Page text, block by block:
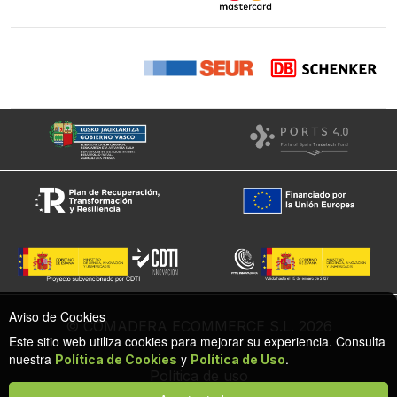
© COMADERA ECOMMERCE S.L. 2026
Aviso de Cookies
Este sitio web utiliza cookies para mejorar su experiencia. Consulta
nuestra Política de Cookies y Política de Uso.